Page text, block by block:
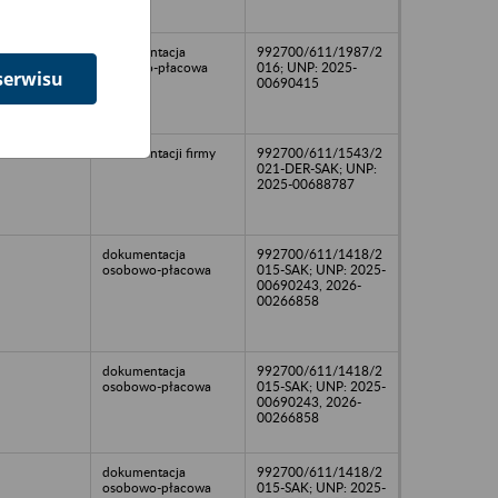
dokumentacja
kadrowo-płacowa
992700/611/1987/2
016; UNP: 2025-
00690415
dokumentacji firmy
992700/611/1543/2
021-DER-SAK; UNP:
2025-00688787
dokumentacja
osobowo-płacowa
992700/611/1418/2
015-SAK; UNP: 2025-
00690243, 2026-
00266858
dokumentacja
osobowo-płacowa
992700/611/1418/2
015-SAK; UNP: 2025-
00690243, 2026-
00266858
dokumentacja
osobowo-płacowa
992700/611/1418/2
015-SAK; UNP: 2025-